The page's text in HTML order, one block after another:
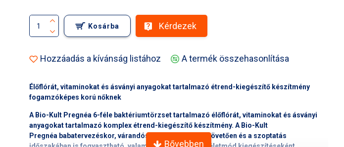
Kosárba Kérdezek
Hozzáadás a kívánság listához A termék összehasonlítása
Élőflórát, vitaminokat és ásványi anyagokat tartalmazó étrend-kiegészítő készítmény
fogamzóképes korú nőknek
A Bio-Kult Pregnéa 6-féle baktériumtörzset tartalmazó élőflórát, vitaminokat és ásványi
anyagokat tartalmazó komplex étrend-kiegészítő készítmény. A Bio-Kult
Pregnéa babatervezéskor, várandósság alatt, szülést követően és a szoptatás